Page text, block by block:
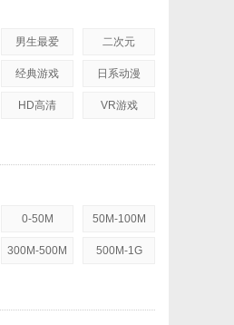
男生最爱 二次元
经典游戏 日系动漫
HD高清 VR游戏
0-50M 50M-100M
300M-500M 500M-1G